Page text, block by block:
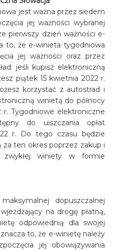
jest ważna przez siedem
jej ważności wybranej
pierwszy dzień ważności e-
to, że e-winieta tygodniowa
jej ważności oraz przez
jeśli kupisz elektroniczną
piątek 15 kwietnia 2022 r.
korzystać z autostrad i
winietą do północy
Tygodniowe elektroniczne
do uiszczania opłat
r. Do tego czasu będzie
za ten okres poprzez zakup i
zwykłej winiety w formie
dopuszczalnej
na drogę płatną,
odpowiednią dla swojej
to, że e-winietę należy
jej obowiązywania